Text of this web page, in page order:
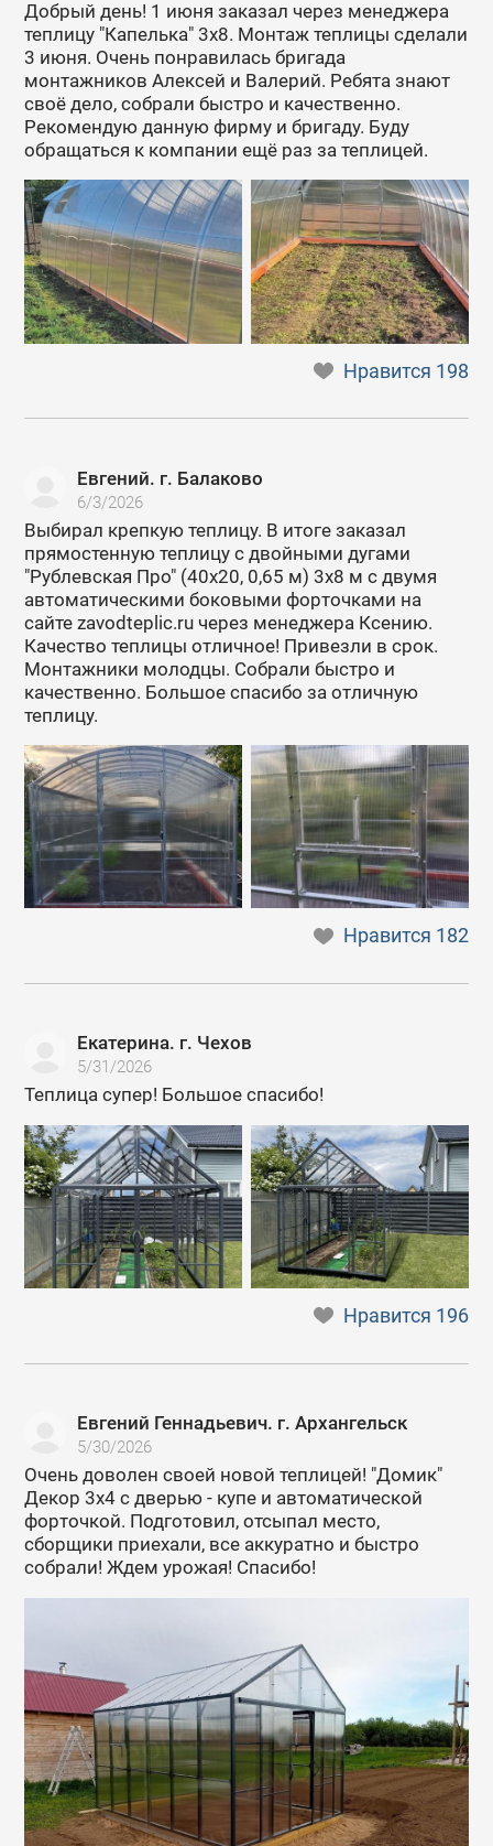
Добрый день! 1 июня заказал через менеджера
теплицу "Капелька" 3х8. Монтаж теплицы сделали
3 июня. Очень понравилась бригада
монтажников Алексей и Валерий. Ребята знают
своё дело, собрали быстро и качественно.
Рекомендую данную фирму и бригаду. Буду
обращаться к компании ещё раз за теплицей.
Нравится 198
Евгений. г. Балаково
6/3/2026
Выбирал крепкую теплицу. В итоге заказал
прямостенную теплицу с двойными дугами
"Рублевская Про" (40х20, 0,65 м) 3х8 м с двумя
автоматическими боковыми форточками на
сайте zavodteplic.ru через менеджера Ксению.
Качество теплицы отличное! Привезли в срок.
Монтажники молодцы. Собрали быстро и
качественно. Большое спасибо за отличную
теплицу.
Нравится 182
Екатерина. г. Чехов
5/31/2026
Теплица супер! Большое спасибо!
Нравится 196
Евгений Геннадьевич. г. Архангельск
5/30/2026
Очень доволен своей новой теплицей! "Домик"
Декор 3х4 с дверью - купе и автоматической
форточкой. Подготовил, отсыпал место,
сборщики приехали, все аккуратно и быстро
собрали! Ждем урожая! Спасибо!